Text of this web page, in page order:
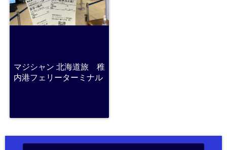
マジシャン 北海道旅 稚
内港フェリーターミナル